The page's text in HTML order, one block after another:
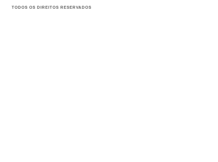
TODOS OS DIREITOS RESERVADOS